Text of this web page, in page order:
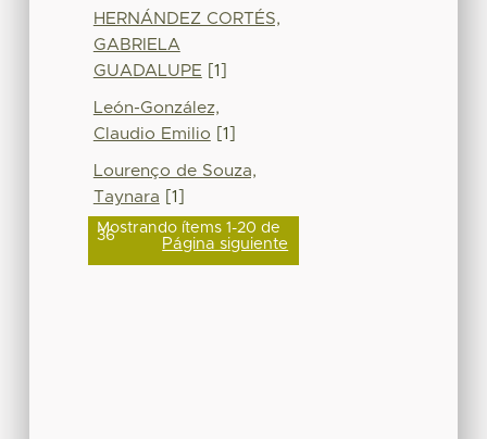
HERNÁNDEZ CORTÉS,
GABRIELA
GUADALUPE [1]
León-González,
Claudio Emilio [1]
Lourenço de Souza,
Taynara [1]
Mostrando ítems 1-20 de
36 Página siguiente